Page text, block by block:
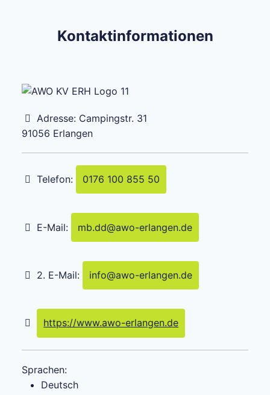
Kontaktinformationen
Adresse: Campingstr. 31
91056 Erlangen
Telefon: 0176 100 855 50
E-Mail: mb.dd@awo-erlangen.de
2. E-Mail: info@awo-erlangen.de
https://www.awo-erlangen.de
Sprachen:
Deutsch